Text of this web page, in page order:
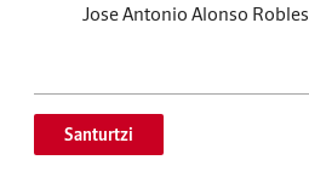
Jose Antonio Alonso Robles
Santurtzi